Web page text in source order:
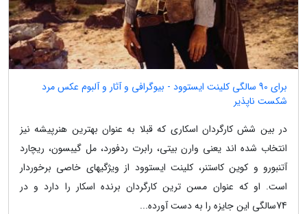
برای 90 سالگی کلینت ایستوود - بیوگرافی و آثار و آلبوم عکس مرد
شکست ناپذیر
در بین شش کارگردان اسکاری که قبلا به عنوان بهترین هنرپیشه نیز
انتخاب شده اند یعنی وارن بیتی، رابرت ردفورد، مل گیبسون، ریچارد
آتنبورو و کوین کاستنر، کلینت ایستوود از ویژگیهای خاصی برخوردار
است. او که عنوان مسن ترین کارگردان برنده اسکار را دارد و در
74سالگی این جایزه را به دست آورده...